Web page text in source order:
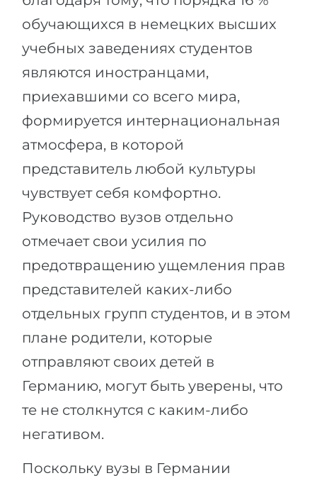
обучающихся в немецких высших
учебных заведениях студентов
являются иностранцами,
приехавшими со всего мира,
формируется интернациональная
атмосфера, в которой
представитель любой культуры
чувствует себя комфортно.
Руководство вузов отдельно
отмечает свои усилия по
предотвращению ущемления прав
представителей каких-либо
отдельных групп студентов, и в этом
плане родители, которые
отправляют своих детей в
Германию, могут быть уверены, что
те не столкнутся с каким-либо
негативом.
Поскольку вузы в Германии